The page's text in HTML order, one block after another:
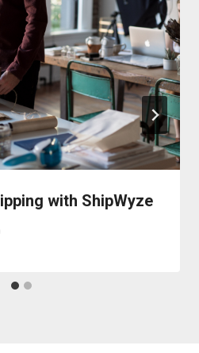
with ShipWyze